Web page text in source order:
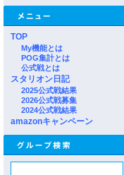
TOP
My機能とは
POG集計とは
公式戦とは
スタリオン日記
2025公式戦結果
2026公式戦募集
2024公式戦結果
amazonキャンペーン